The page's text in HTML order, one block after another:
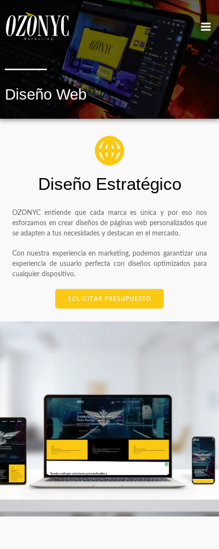
Diseño Web
Diseño Estratégico
OZONYC entiende que cada marca es única y por eso nos
esforzamos en crear diseños de páginas web personalizados que
se adapten a tus necesidades y destacan en el mercado.
Con nuestra experiencia en marketing, podemos garantizar una
experiencia de usuario perfecta con diseños optimizados para
cualquier dispositivo.
SOLICITAR PRESUPUESTO